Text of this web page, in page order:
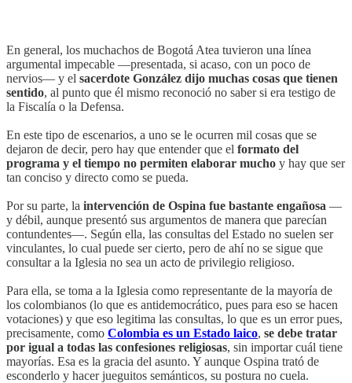
En general, los muchachos de Bogotá Atea tuvieron una línea
argumental impecable —presentada, si acaso, con un poco de
nervios— y el sacerdote González dijo muchas cosas que tienen
sentido, al punto que él mismo reconoció no saber si era testigo de
la Fiscalía o la Defensa.
En este tipo de escenarios, a uno se le ocurren mil cosas que se
dejaron de decir, pero hay que entender que el formato del
programa y el tiempo no permiten elaborar mucho y hay que ser
tan conciso y directo como se pueda.
Por su parte, la intervención de Ospina fue bastante engañosa —
y débil, aunque presentó sus argumentos de manera que parecían
contundentes—. Según ella, las consultas del Estado no suelen ser
vinculantes, lo cual puede ser cierto, pero de ahí no se sigue que
consultar a la Iglesia no sea un acto de privilegio religioso.
Para ella, se toma a la Iglesia como representante de la mayoría de
los colombianos (lo que es antidemocrático, pues para eso se hacen
votaciones) y que eso legitima las consultas, lo que es un error pues,
precisamente, como Colombia es un Estado laico, se debe tratar
por igual a todas las confesiones religiosas, sin importar cuál tiene
mayorías. Esa es la gracia del asunto. Y aunque Ospina trató de
esconderlo y hacer jueguitos semánticos, su postura no cuela.